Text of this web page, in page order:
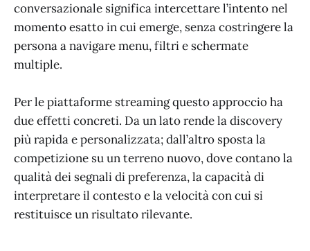
conversazionale significa intercettare l’intento nel
momento esatto in cui emerge, senza costringere la
persona a navigare menu, filtri e schermate
multiple.
Per le piattaforme streaming questo approccio ha
due effetti concreti. Da un lato rende la discovery
più rapida e personalizzata; dall’altro sposta la
competizione su un terreno nuovo, dove contano la
qualità dei segnali di preferenza, la capacità di
interpretare il contesto e la velocità con cui si
restituisce un risultato rilevante.